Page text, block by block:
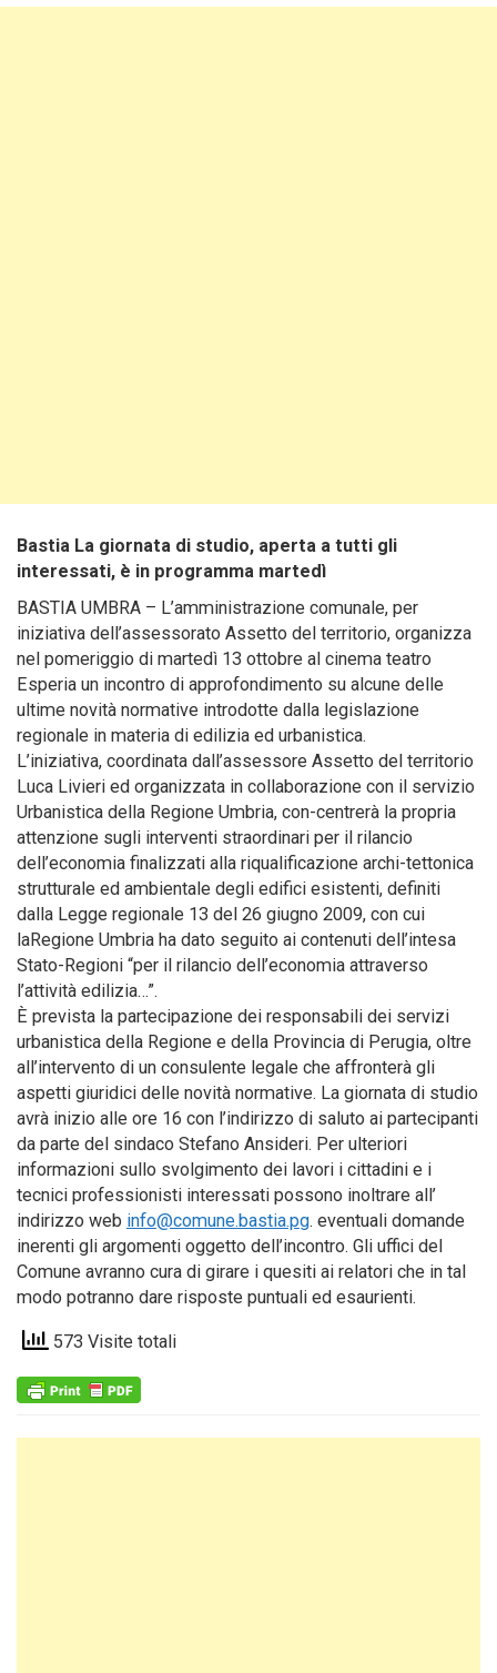
Bastia La giornata di studio, aperta a tutti gli
interessati, è in programma martedì
BASTIA UMBRA – L’amministrazione comunale, per
iniziativa dell’assessorato Assetto del territorio, organizza
nel pomeriggio di martedì 13 ottobre al cinema teatro
Esperia un incontro di approfondimento su alcune delle
ultime novità normative introdotte dalla legislazione
regionale in materia di edilizia ed urbanistica.
L’iniziativa, coordinata dall’assessore Assetto del territorio
Luca Livieri ed organizzata in collaborazione con il servizio
Urbanistica della Regione Umbria, con-centrerà la propria
attenzione sugli interventi straordinari per il rilancio
dell’economia finalizzati alla riqualificazione archi-tettonica
strutturale ed ambientale degli edifici esistenti, definiti
dalla Legge regionale 13 del 26 giugno 2009, con cui
laRegione Umbria ha dato seguito ai contenuti dell’intesa
Stato-Regioni “per il rilancio dell’economia attraverso
l’attività edilizia…”.
È prevista la partecipazione dei responsabili dei servizi
urbanistica della Regione e della Provincia di Perugia, oltre
all’intervento di un consulente legale che affronterà gli
aspetti giuridici delle novità normative. La giornata di studio
avrà inizio alle ore 16 con l’indirizzo di saluto ai partecipanti
da parte del sindaco Stefano Ansideri. Per ulteriori
informazioni sullo svolgimento dei lavori i cittadini e i
tecnici professionisti interessati possono inoltrare all’
indirizzo web info@comune.bastia.pg. eventuali domande
inerenti gli argomenti oggetto dell’incontro. Gli uffici del
Comune avranno cura di girare i quesiti ai relatori che in tal
modo potranno dare risposte puntuali ed esaurienti.
573 Visite totali